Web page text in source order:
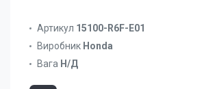
Артикул 15100-R6F-E01
Виробник Honda
Вага Н/Д